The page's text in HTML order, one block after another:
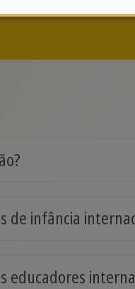
de infância
educadores